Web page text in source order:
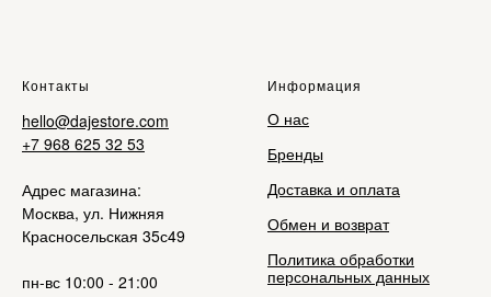
Контакты
hello@dajestore.com
+7 968 625 32 53
Адрес магазина:
Москва, ул. Нижняя
Красносельская 35с49
пн-вс 10:00 - 21:00
Информация
О нас
Бренды
Доставка и оплата
Обмен и возврат
Политика обработки
персональных данных